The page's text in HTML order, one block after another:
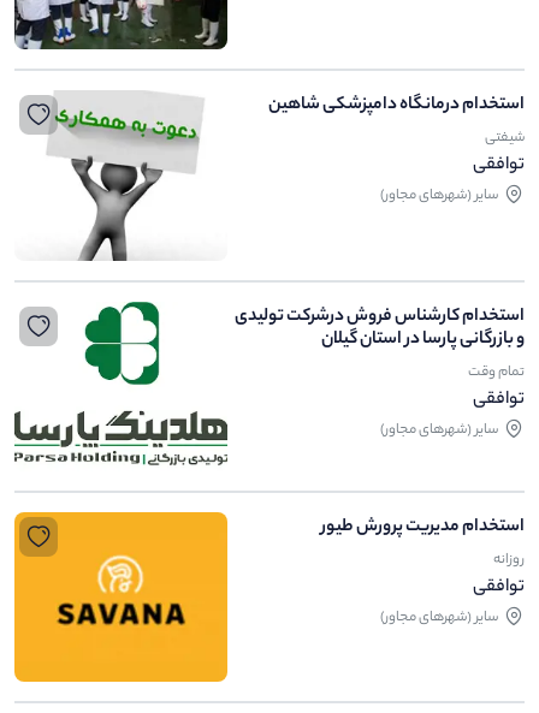
استخدام درمانگاه دامپزشکی شاهین
شیفتی
توافقی
ساير (شهرهای مجاور)
استخدام کارشناس فروش درشرکت تولیدی
و بازرگانی پارسا در استان گیلان
تمام وقت
توافقی
ساير (شهرهای مجاور)
استخدام مدیریت پرورش طیور
روزانه
توافقی
ساير (شهرهای مجاور)